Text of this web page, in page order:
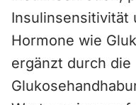
Insulinsensitivität
Hormone wie
ergänzt durch die